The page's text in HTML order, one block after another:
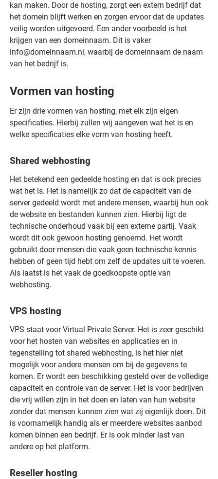
kan maken. Door de hosting, zorgt een extern bedrijf dat
het domein blijft werken en zorgen ervoor dat de updates
veilig worden uitgevoerd. Een ander voorbeeld is het
krijgen van een domeinnaam. Dit is vaker
info@domeinnaam.nl, waarbij de domeinnaam de naam
van het bedrijf is.
Vormen van hosting
Er zijn drie vormen van hosting, met elk zijn eigen
specificaties. Hierbij zullen wij aangeven wat het is en
welke specificaties elke vorm van hosting heeft.
Shared webhosting
Het betekend een gedeelde hosting en dat is ook precies
wat het is. Het is namelijk zo dat de capaciteit van de
server gedeeld wordt met andere mensen, waarbij hun ook
de website en bestanden kunnen zien. Hierbij ligt de
technische onderhoud vaak bij een externe partij. Vaak
wordt dit ook gewoon hosting genoemd. Het wordt
gebruikt door mensen die vaak geen technische kennis
hebben of geen tijd hebt om zelf de updates uit te voeren.
Als laatst is het vaak de goedkoopste optie van
webhosting.
VPS hosting
VPS staat voor Virtual Private Server. Het is zeer geschikt
voor het hosten van websites en applicaties en in
tegenstelling tot shared webhosting, is het hier niet
mogelijk voor andere mensen om bij de gegevens te
komen. Er wordt een beschikking gesteld over de volledige
capaciteit en controle van de server. Het is voor bedrijven
die vrij willen zijn in het doen en laten van hun website
zonder dat mensen kunnen zien wat zij eigenlijk doen. Dit
is voornamelijk handig als er meerdere websites aanbod
komen binnen een bedrijf. Er is ook minder last van
andere op het platform.
Reseller hosting